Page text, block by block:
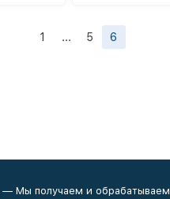
1 ... 5 6
Мы получаем и обрабатываем